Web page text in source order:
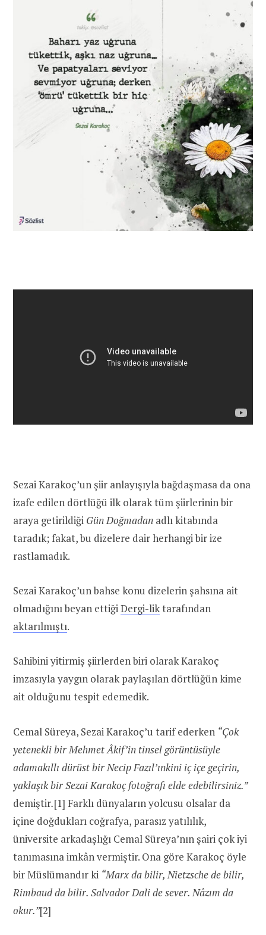
Sezai Karakoç’un şiir anlayışıyla bağdaşmasa da ona
izafe edilen dörtlüğü ilk olarak tüm şiirlerinin bir
araya getirildiği Gün Doğmadan adlı kitabında
taradık; fakat, bu dizelere dair herhangi bir ize
rastlamadık.
Sezai Karakoç’un bahse konu dizelerin şahsına ait
olmadığını beyan ettiğiDergi-liktarafından
aktarılmıştı.
Sahibini yitirmiş şiirlerden biri olarak Karakoç
imzasıyla yaygın olarak paylaşılan dörtlüğün kime
ait olduğunu tespit edemedik.
Cemal Süreya, Sezai Karakoç’u tarif ederken “Çok
yetenekli bir Mehmet Âkif’in tinsel görüntüsüyle
adamakıllı dürüst bir Necip Fazıl’ınkini iç içe geçirin,
yaklaşık bir Sezai Karakoç fotoğrafı elde edebilirsiniz.”
demiştir.[1] Farklı dünyaların yolcusu olsalar da
içine doğdukları coğrafya, parasız yatılılık,
üniversite arkadaşlığı Cemal Süreya’nın şairi çok iyi
tanımasına imkân vermiştir. Ona göre Karakoç öyle
bir Müslümandır ki “Marx da bilir, Nietzsche de bilir,
Rimbaud da bilir. Salvador Dali de sever. Nâzım da
okur.”[2]